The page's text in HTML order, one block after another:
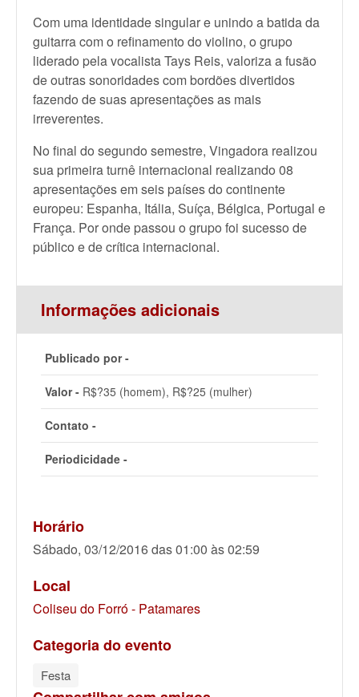
Com uma identidade singular e unindo a batida da
guitarra com o refinamento do violino, o grupo
liderado pela vocalista Tays Reis, valoriza a fusão
de outras sonoridades com bordões divertidos
fazendo de suas apresentações as mais
irreverentes.
No final do segundo semestre, Vingadora realizou
sua primeira turnê internacional realizando 08
apresentações em seis países do continente
europeu: Espanha, Itália, Suíça, Bélgica, Portugal e
França. Por onde passou o grupo foi sucesso de
público e de crítica internacional.
Informações adicionais
Publicado por -
Valor - R$?35 (homem), R$?25 (mulher)
Contato -
Periodicidade -
Horário
Sábado, 03/12/2016 das 01:00 às 02:59
Local
Coliseu do Forró - Patamares
Categoria do evento
Festa